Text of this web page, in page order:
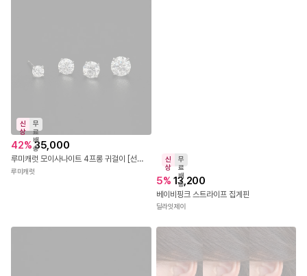
신
상
무
료
배
송
42% 35,000
루미캐럿 모이사나이트 4프롱 귀걸이 [선물포장,엑설런트커팅, GRA보증서] 화이트골드
루미캐럿
신
상
무
료
배
송
5% 13,200
베이비핑크 스트라이프 집게핀
딜라잇제이